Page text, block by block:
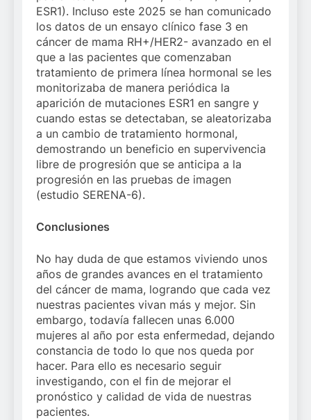
ESR1). Incluso este 2025 se han comunicado
los datos de un ensayo clínico fase 3 en
cáncer de mama RH+/HER2- avanzado en el
que a las pacientes que comenzaban
tratamiento de primera línea hormonal se les
monitorizaba de manera periódica la
aparición de mutaciones ESR1 en sangre y
cuando estas se detectaban, se aleatorizaba
a un cambio de tratamiento hormonal,
demostrando un beneficio en supervivencia
libre de progresión que se anticipa a la
progresión en las pruebas de imagen
(estudio SERENA-6).
Conclusiones
No hay duda de que estamos viviendo unos
años de grandes avances en el tratamiento
del cáncer de mama, logrando que cada vez
nuestras pacientes vivan más y mejor. Sin
embargo, todavía fallecen unas 6.000
mujeres al año por esta enfermedad, dejando
constancia de todo lo que nos queda por
hacer. Para ello es necesario seguir
investigando, con el fin de mejorar el
pronóstico y calidad de vida de nuestras
pacientes.